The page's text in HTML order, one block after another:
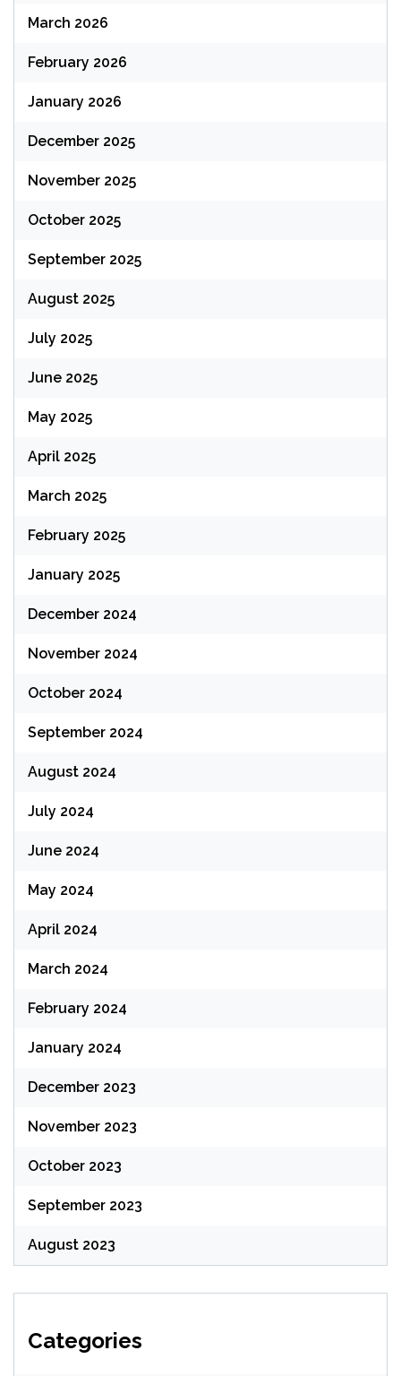
March 2026
February 2026
January 2026
December 2025
November 2025
October 2025
September 2025
August 2025
July 2025
June 2025
May 2025
April 2025
March 2025
February 2025
January 2025
December 2024
November 2024
October 2024
September 2024
August 2024
July 2024
June 2024
May 2024
April 2024
March 2024
February 2024
January 2024
December 2023
November 2023
October 2023
September 2023
August 2023
Categories